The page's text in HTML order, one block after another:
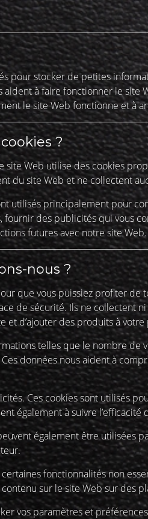
pour stocker de petites
aident à faire fonctionner le
le site Web fonctionne et à
?
site Web utilise des cookies
du site Web et ne collectent
utilisés principalement pour
fournir des publicités qui vous
futures avec notre site Web.
nous ?
que vous puissiez profiter
de sécurité. Ils ne collectent
et d’ajouter des produits à
telles que le nombre de
données nous aident à
Ces cookies sont utilisés
également à suivre
également être
fonctionnalités non
sur le site Web sur des
vos paramètres et